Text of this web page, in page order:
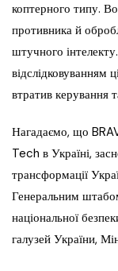
коптерного типу.
противника й
штучного
відслідковуванням
втратив керування
Нагадаємо, що
Tech в Україні,
трансформації
Генеральним
національної
галузей України,